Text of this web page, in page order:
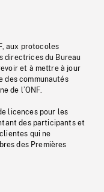
aux protocoles
directrices du Bureau
et à mettre à jour
des communautés
de l’ONF.
licences pour les
des participants et
qui ne
des Premières